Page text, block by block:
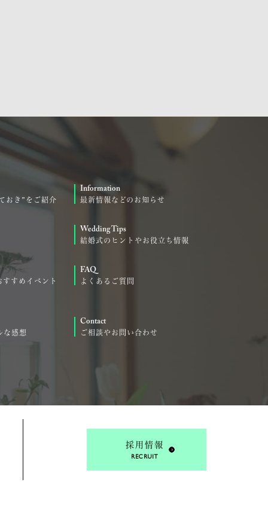
おき”をご紹介
すめイベント
な感想
Information
最新情報などのお知らせ
Wedding Tips
結婚式のヒントやお役立ち情報
FAQ
よくあるご質問
Contact
ご相談やお問い合わせ
採用情報
RECRUIT